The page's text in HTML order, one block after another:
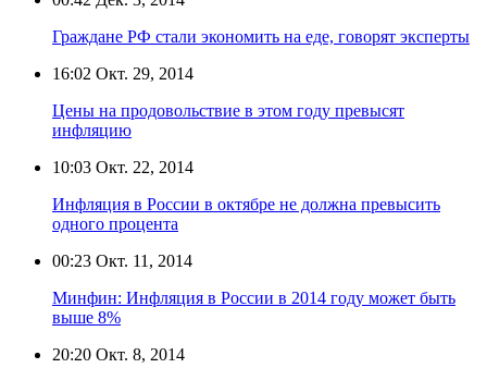
Граждане РФ стали экономить на еде, говорят эксперты
16:02 Окт. 29, 2014
Цены на продовольствие в этом году превысят
инфляцию
10:03 Окт. 22, 2014
Инфляция в России в октябре не должна превысить
одного процента
00:23 Окт. 11, 2014
Минфин: Инфляция в России в 2014 году может быть
выше 8%
20:20 Окт. 8, 2014